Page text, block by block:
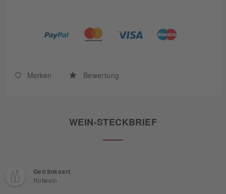
Merken Bewertung
WEIN-STECKBRIEF
Getränkeart
Rotwein